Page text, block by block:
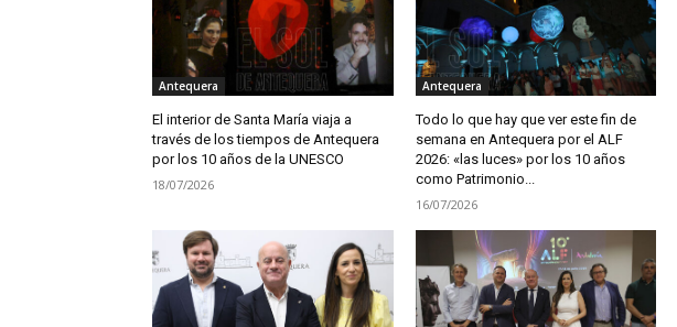
Antequera
El interior de Santa María viaja a
través de los tiempos de Antequera
por los 10 años de la UNESCO
18/07/2026
Antequera
Todo lo que hay que ver este fin de
semana en Antequera por el ALF
2026: «las luces» por los 10 años
como Patrimonio...
16/07/2026